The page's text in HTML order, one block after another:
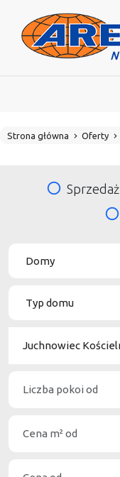
Strona główna Oferty
Sprzedaż